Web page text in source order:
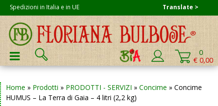
Skip
to
content
Spedizioni in Italia e in UE
Cerca:
0
€ 0,00
PRIMARY MENU
Home » Prodotti » PRODOTTI - SERVIZI » Concime » Concime
HUMUS – La Terra di Gaia – 4 litri (2,2 kg)
Translate >